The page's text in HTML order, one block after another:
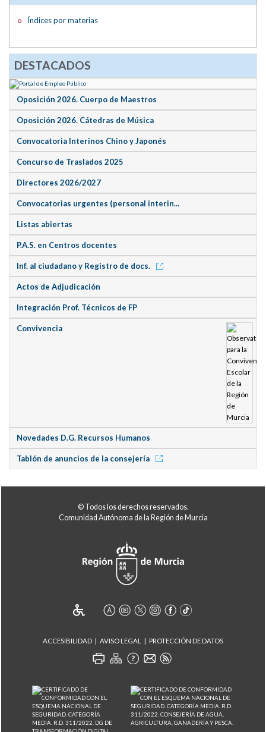
Índices por materias
DESTACADOS
Oposición 2026. Cuerpo de Maestros
Oposición 2026. Cátedras de Música
Convocatoria Interinos Chino y Japonés
Concurso de Traslados 2025
Directores 2026/2027
Convocatorias urgentes (personal interin...
Listas abiertas
P.A.S. en Centros docentes
Inf. al ciudadano y Registro de docs.
Actos de Adjudicación
Integración Prof. Técnicos de FP
Convivencia
Novedades D.G. Recursos Humanos
Tablón de anuncios de la consejería
© Todos los derechos reservados.
Comunidad Autónoma de la Región de Murcia
ACCESIBILIDAD AVISO LEGAL PROTECCIÓN DE DATOS